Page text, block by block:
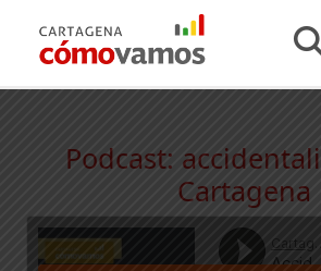
Podcast:
Cartagena